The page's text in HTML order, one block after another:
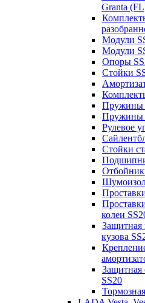
Granta
Модули
Модули
Опоры
Стойки
Пружины
Пружины
Рулевое
Стойки
колеи
Защитная
кузова
Защитная
SS20